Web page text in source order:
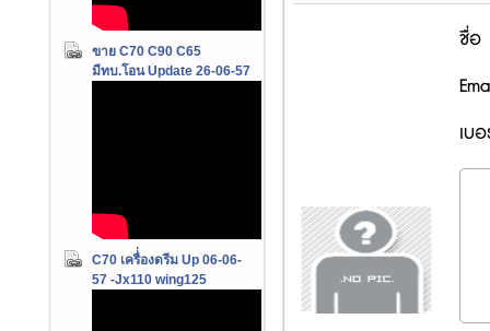
ขาย C70 C90 C65
มีทบ.โอน Update 26-06-57
C70 เครื่่องดรีม Up 06-06-
57 -Jx110 wing125
ชื่อ
เบ